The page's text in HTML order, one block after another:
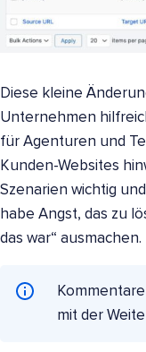
Diese kleine
Unternehmen
für Agenturen und
Kunden-Websites
Szenarien wichtig
habe Angst, das zu
das war“ ausmachen.
mit der